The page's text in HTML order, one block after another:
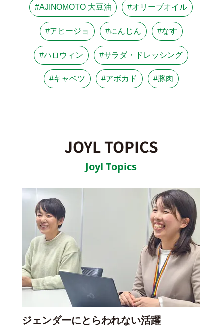
#AJINOMOTO 大豆油 #オリーブオイル
#アヒージョ #にんじん #なす
#ハロウィン #サラダ・ドレッシング
#キャベツ #アボカド #豚肉
JOYL TOPICS
Joyl Topics
ジェンダーにとらわれない活躍